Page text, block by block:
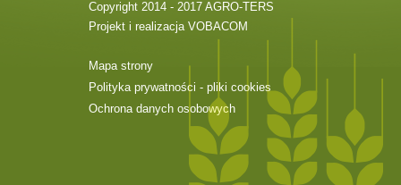
Copyright 2014 - 2017 AGRO-TERS
Projekt i realizacja VOBACOM
Mapa strony
Polityka prywatności - pliki cookies
Ochrona danych osobowych